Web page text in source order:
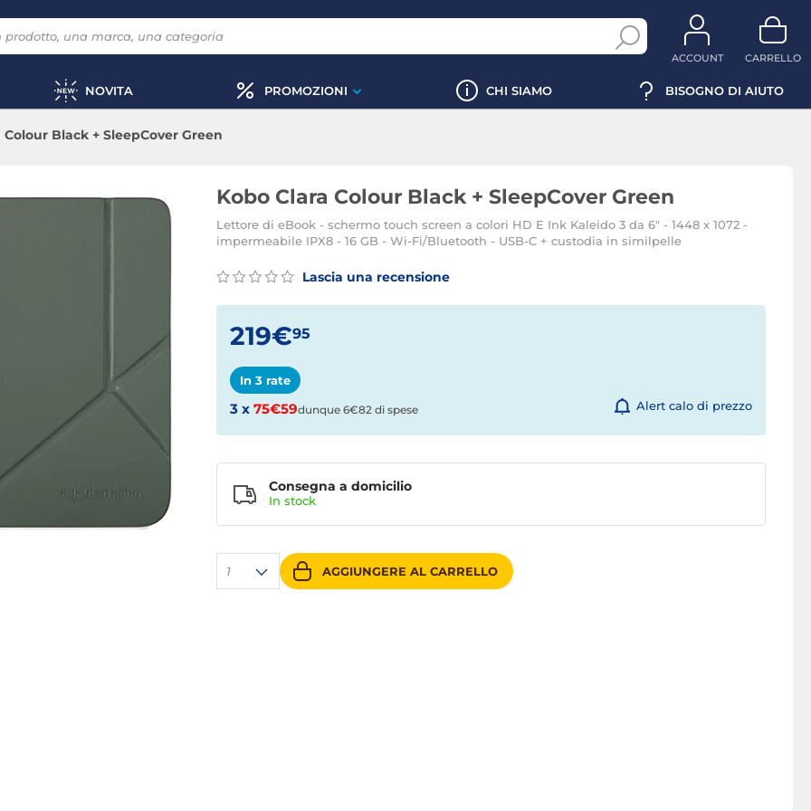
ACCOUNT CARRELLO
NOVITA PROMOZIONI CHI SIAMO BISOGNO DI AIUTO
Colour Black + SleepCover Green
Kobo Clara Colour Black + SleepCover Green
Lettore di eBook - schermo touch screen a colori HD E Ink Kaleido 3 da 6" - 1448 x 1072 -
impermeabile IPX8 - 16 GB - Wi-Fi/Bluetooth - USB-C + custodia in similpelle
Lascia una recensione
219€95
In 3 rate
3 x 75€59dunque 6€82 di spese Alert calo di prezzo
1 AGGIUNGERE AL CARRELLO
Consegna a domicilio
In stock